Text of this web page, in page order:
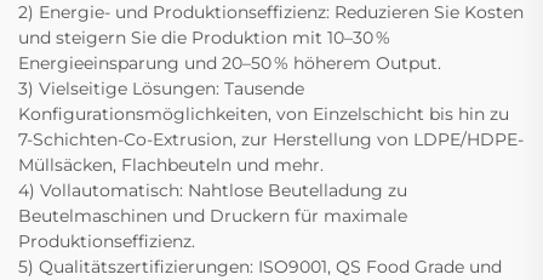
2) Energie- und Produktionseffizienz: Reduzieren Sie Kosten
und steigern Sie die Produktion mit 10–30 %
Energieeinsparung und 20–50 % höherem Output.
3) Vielseitige Lösungen: Tausende
Konfigurationsmöglichkeiten, von Einzelschicht bis hin zu
7-Schichten-Co-Extrusion, zur Herstellung von LDPE/HDPE-
Müllsäcken, Flachbeuteln und mehr.
4) Vollautomatisch: Nahtlose Beutelladung zu
Beutelmaschinen und Druckern für maximale
Produktionseffizienz.
5) Qualitätszertifizierungen: ISO9001, QS Food Grade und